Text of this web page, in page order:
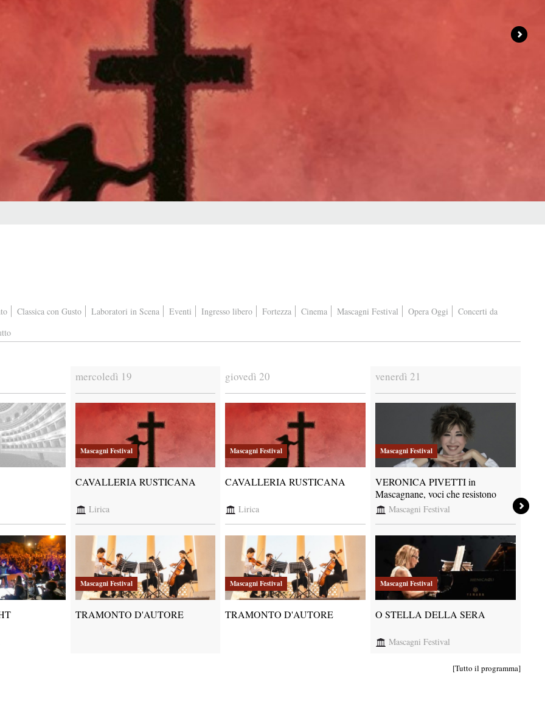
Classica con Gusto Laboratori in Scena Eventi Ingresso libero Fortezza Cinema Mascagni Festival Opera Oggi
Concerti da
mercoledì 19
Mascagni Festival
CAVALLERIA RUSTICANA
Lirica
Mascagni Festival
TRAMONTO D'AUTORE
giovedì 20
Mascagni Festival
CAVALLERIA RUSTICANA
Lirica
Mascagni Festival
TRAMONTO D'AUTORE
venerdì 21
Mascagni Festival
VERONICA PIVETTI in
Mascagnane, voci che resistono
Mascagni Festival
Mascagni Festival
O STELLA DELLA SERA
Mascagni Festival
[Tutto il programma]